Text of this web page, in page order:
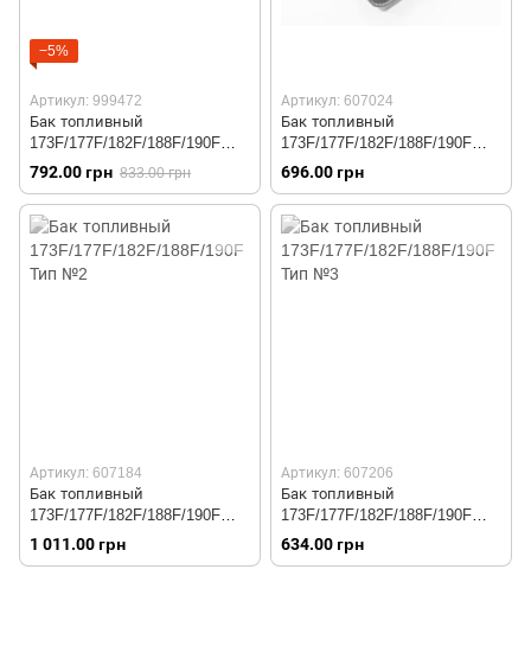
−5%
Артикул: 999472
Бак топливный
173F/177F/182F/188F/190F
Тип 2
792.00 грн 833.00 грн
Артикул: 607024
Бак топливный
173F/177F/182F/188F/190F
Тип №1
696.00 грн
Артикул: 607184
Бак топливный
173F/177F/182F/188F/190F
Тип №2
1 011.00 грн
Артикул: 607206
Бак топливный
173F/177F/182F/188F/190F
Тип №3
634.00 грн